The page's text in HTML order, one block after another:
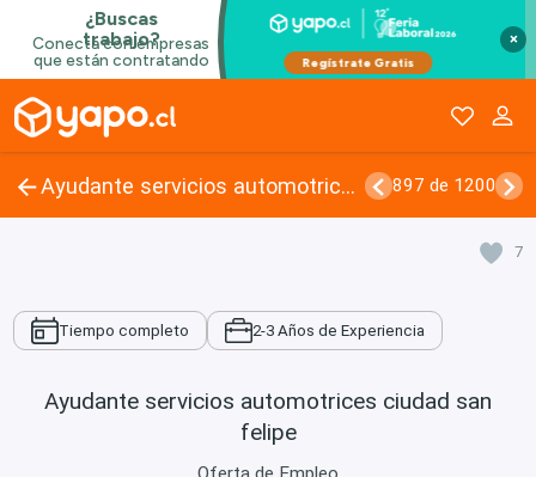
×
Ayudante servicios automotrices ciudad san felipe 897 de 1200
7
Tiempo completo 2-3 Años de Experiencia
Ayudante servicios automotrices ciudad san
felipe